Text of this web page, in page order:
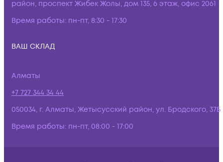
район, проспект Жибек Жолы, дом 135, 6 этаж, офис 2061
Время работы: пн-пт, 8:30 - 17:30
ВАШ СКЛАД
Алматы
+7 727 344 34 44
050034, г. Алматы, Жетысусский район, ул. Бродского, 37Б
Время работы: пн-пт, 08:00 - 17:00